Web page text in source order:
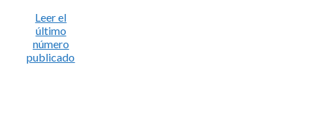
Leer el
último
número
publicado